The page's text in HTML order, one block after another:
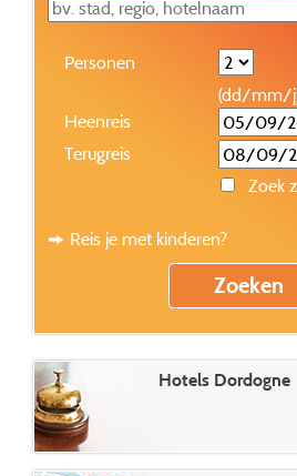
Personen
(dd/mm/
Heenreis
Terugreis
Zoek
Reis je met kinderen?
Hotels Dordogne